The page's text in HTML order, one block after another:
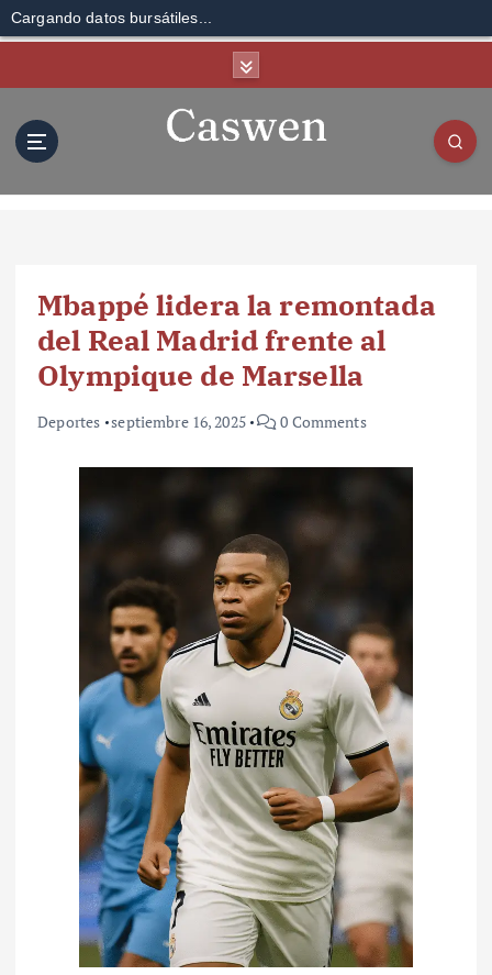
Cargando datos bursátiles...
Mbappé lidera la remontada
del Real Madrid frente al
Olympique de Marsella
Deportes septiembre 16, 2025 0 Comments